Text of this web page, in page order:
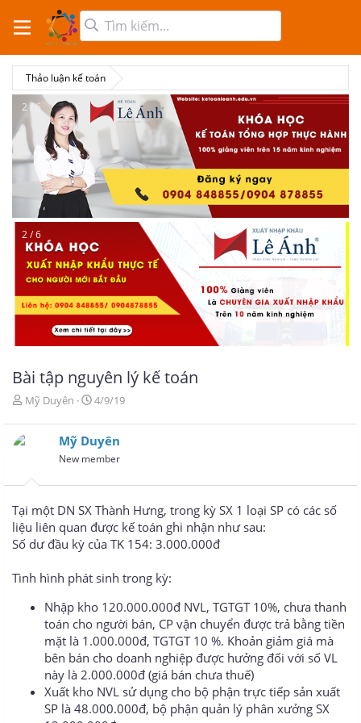
Thảo luận kế toán
2 / 6
2 / 6
Bài tập nguyên lý kế toán
T
r
e
s
a
r
t
r
Mỹ Duyên
N
à
y
g
i
4/9/19
Mỹ Duyên
New member
Tại một DN SX Thành Hưng, trong kỳ SX 1 loại SP có các số
liệu liên quan được kế toán ghi nhận như sau:
Số dư đầu kỳ của TK 154: 3.000.000đ
Tình hình phát sinh trong kỳ:
Nhập kho 120.000.000đ NVL, TGTGT 10%, chưa thanh
toán cho người bán, CP vận chuyển được trả bằng tiền
mặt là 1.000.000đ, TGTGT 10 %. Khoản giảm giá mà
bên bán cho doanh nghiệp được hưởng đối với số VL
này là 2.000.000đ (giá bán chưa thuế)
Xuất kho NVL sử dụng cho bộ phận trực tiếp sản xuất
SP là 48.000.000đ, bộ phận quản lý phân xưởng SX